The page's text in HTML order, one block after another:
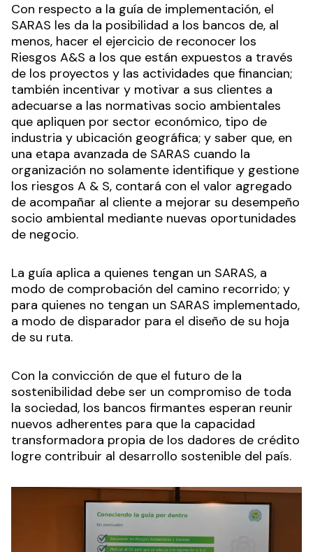
Con respecto a la guía de implementación, el
SARAS les da la posibilidad a los bancos de, al
menos, hacer el ejercicio de reconocer los
Riesgos A&S a los que están expuestos a través
de los proyectos y las actividades que financian;
también incentivar y motivar a sus clientes a
adecuarse a las normativas socio ambientales
que apliquen por sector económico, tipo de
industria y ubicación geográfica; y saber que, en
una etapa avanzada de SARAS cuando la
organización no solamente identifique y gestione
los riesgos A & S, contará con el valor agregado
de acompañar al cliente a mejorar su desempeño
socio ambiental mediante nuevas oportunidades
de negocio.
La guía aplica a quienes tengan un SARAS, a
modo de comprobación del camino recorrido; y
para quienes no tengan un SARAS implementado,
a modo de disparador para el diseño de su hoja
de su ruta.
Con la convicción de que el futuro de la
sostenibilidad debe ser un compromiso de toda
la sociedad, los bancos firmantes esperan reunir
nuevos adherentes para que la capacidad
transformadora propia de los dadores de crédito
logre contribuir al desarrollo sostenible del país.